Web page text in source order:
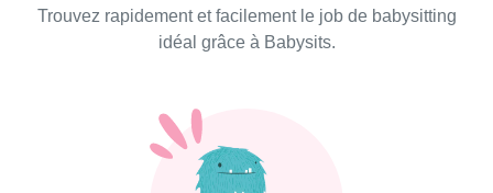
Trouvez rapidement et facilement le job de babysitting
idéal grâce à Babysits.